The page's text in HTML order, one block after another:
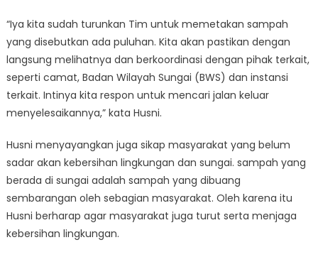
“Iya kita sudah turunkan Tim untuk memetakan sampah
yang disebutkan ada puluhan. Kita akan pastikan dengan
langsung melihatnya dan berkoordinasi dengan pihak terkait,
seperti camat, Badan Wilayah Sungai (BWS) dan instansi
terkait. Intinya kita respon untuk mencari jalan keluar
menyelesaikannya,” kata Husni.
Husni menyayangkan juga sikap masyarakat yang belum
sadar akan kebersihan lingkungan dan sungai. sampah yang
berada di sungai adalah sampah yang dibuang
sembarangan oleh sebagian masyarakat. Oleh karena itu
Husni berharap agar masyarakat juga turut serta menjaga
kebersihan lingkungan.